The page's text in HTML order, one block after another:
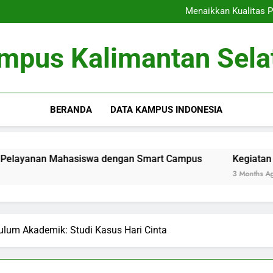
Menaikkan Kualitas
Kegiatan Mahasiswa:
Menaikkan Kualitas
Kegiatan Mahasiswa:
Kalimantan
BERANDA DATA KAMPUS INDONESIA
dengan Smart Campus Kegiatan Mahasiswa:
Akademik: Studi Kasus Hari Cinta